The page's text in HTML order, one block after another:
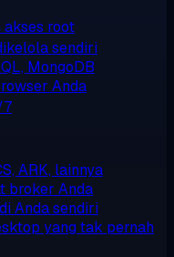
akses root
sendiri
MongoDB
Anda
7
ARK, lainnya
broker Anda
Anda sendiri
yang tak pernah